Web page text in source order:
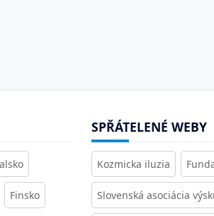
Finsko
SPŘÁTELENÉ WEBY
Kozmicka iluzia
Slovenská asociácia